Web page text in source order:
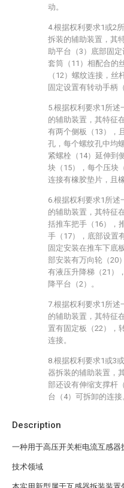
Description
一种用于高压开关柜电流互感器
技术领域
动。
4.根据权利要求1或2
拆装的辅助装置，其
助平台（3）底部固
套筒（11）相配合的
（12）螺纹连接，
固定设置有转动手柄
5.根据权利要求1所述
的辅助装置，其特征
有两个侧板（13），
孔，每个螺纹孔中均
紧螺栓（14）延伸到
块（15），每个压块
连接有橡胶垫片，且
6.根据权利要求1所述
的辅助装置，其特征
括推车把手（16），
手（17），底部设置
固定安装在推车下底
部安装有万向轮（20
有液压升降梯（21）
降平台（2）。
7.根据权利要求1所述
的辅助装置，其特征
置有固定板（22），
连接。
8.根据权利要求1或3
器拆装的辅助装置，
部还设有伸缩支撑杆
台（4）可拆卸的连接